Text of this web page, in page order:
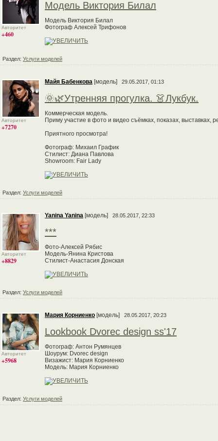
Авторитет
+460
Модель Виктория Билал
Модель Виктория Билал
Фотограф Алексей Трифонов
Раздел: Услуги моделей
Авторитет
+7270
Майя Бабенкова [модель] 29.05.2017, 01:13
🌞🌿Утренняя прогулка. 👗Лукбук.
Коммерческая модель.
Приму участие в фото и видео съёмках, показах, выставках,
Приятного просмотра!
Фотограф: Михаил График
Стилист: Диана Павлова
Showroom: Fair Lady
Раздел: Услуги моделей
Авторитет
+8829
Yanina Yanina [модель] 28.05.2017, 22:33
***
Фото-Алексей Рябис
Модель-Янина Кристова
Стилист-Анастасия Донская
Раздел: Услуги моделей
Авторитет
+5968
Мария Корниенко [модель] 28.05.2017, 20:23
Lookbook Dvorec design ss'17
Фотограф: Антон Румянцев
Шоурум: Dvorec design
Визажист: Мария Корниенко
Модель: Мария Корниенко
Раздел: Услуги моделей